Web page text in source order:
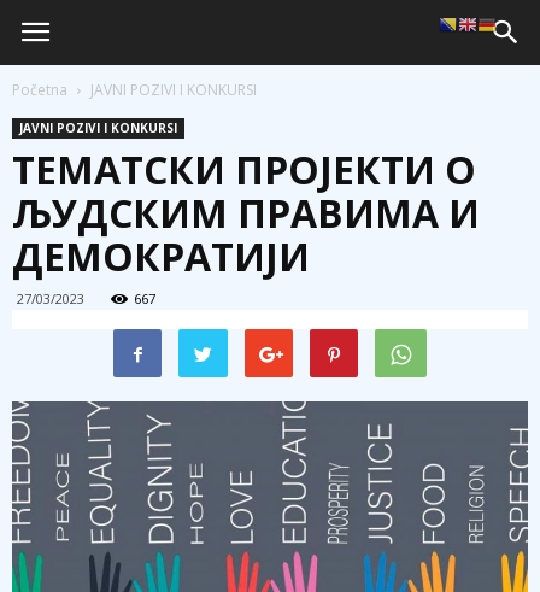
Početna JAVNI POZIVI I KONKURSI
JAVNI POZIVI I KONKURSI
TЕМАТСКИ ПРОJEКТИ О
ЉУДСКИМ ПРАВИМА И
ДЕМОКРАТИЈИ
27/03/2023 667